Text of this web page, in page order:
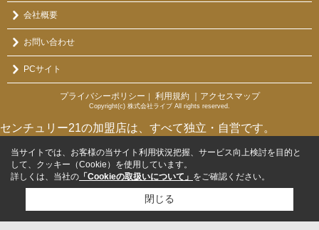
会社概要
お問い合わせ
PCサイト
プライバシーポリシー ｜ 利用規約 ｜アクセスマップ
Copyright(c) 株式会社ライブ All rights reserved.
センチュリー21の加盟店は、すべて独立・自営です。
当サイトでは、お客様の当サイト利用状況把握、サービス向上検討を目的と
して、クッキー（Cookie）を使用しています。
詳しくは、当社の 「Cookieの取扱いについて」 をご確認ください。
閉じる